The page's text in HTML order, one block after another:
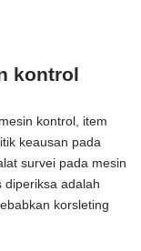
kontrol
kontrol, item
keausan pada
survei pada mesin
diperiksa adalah
korsleting